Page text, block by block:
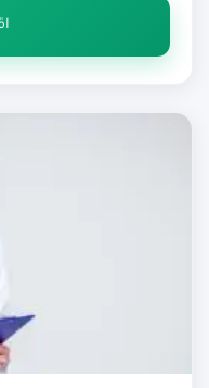
أمرًا معقدًا، بل باتت